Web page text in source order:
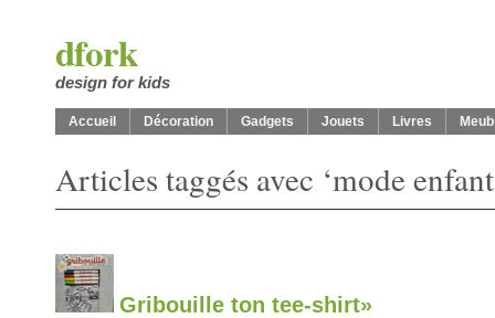
dfork
design for kids
Accueil Décoration Gadgets Jouets Livres
Articles taggés avec ‘mode
Gribouille ton tee-shirt»